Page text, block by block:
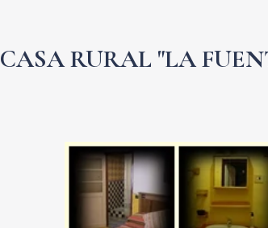
CASA RURAL "LA